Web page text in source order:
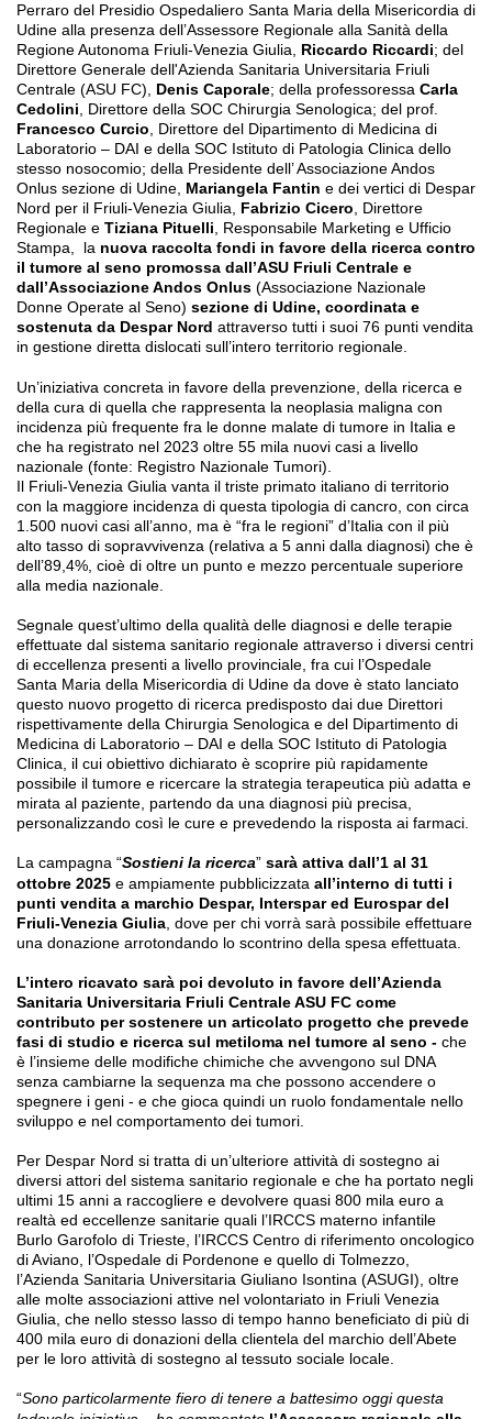
Perraro del Presidio Ospedaliero Santa Maria della Misericordia di
Udine alla presenza dell’Assessore Regionale alla Sanità della
Regione Autonoma Friuli-Venezia Giulia, Riccardo Riccardi; del
Direttore Generale dell'Azienda Sanitaria Universitaria Friuli
Centrale (ASU FC), Denis Caporale; della professoressa Carla
Cedolini, Direttore della SOC Chirurgia Senologica; del prof.
Francesco Curcio, Direttore del Dipartimento di Medicina di
Laboratorio – DAI e della SOC Istituto di Patologia Clinica dello
stesso nosocomio; della Presidente dell’ Associazione Andos
Onlus sezione di Udine, Mariangela Fantin e dei vertici di Despar
Nord per il Friuli-Venezia Giulia, Fabrizio Cicero, Direttore
Regionale e Tiziana Pituelli, Responsabile Marketing e Ufficio
Stampa,
la nuova raccolta fondi in favore della ricerca contro
il tumore al seno promossa dall’ASU Friuli Centrale e
dall’Associazione Andos Onlus (Associazione Nazionale
Donne Operate al Seno) sezione di Udine, coordinata e
sostenuta da Despar Nord attraverso tutti i suoi 76 punti vendita
in gestione diretta dislocati sull’intero territorio regionale.
Un’iniziativa concreta in favore della prevenzione, della ricerca e
della cura di quella che rappresenta la neoplasia maligna con
incidenza più frequente fra le donne malate di tumore in Italia e
che ha registrato nel 2023 oltre 55 mila nuovi casi a livello
nazionale (fonte: Registro Nazionale Tumori).
Il Friuli-Venezia Giulia vanta il triste primato italiano di territorio
con la maggiore incidenza di questa tipologia di cancro, con circa
1.500 nuovi casi all’anno, ma è “fra le regioni” d’Italia con il più
alto tasso di sopravvivenza (relativa a 5 anni dalla diagnosi) che è
dell’89,4%, cioè di oltre un punto e mezzo percentuale superiore
alla media nazionale.
Segnale quest’ultimo della qualità delle diagnosi e delle terapie
effettuate dal sistema sanitario regionale attraverso i diversi centri
di eccellenza presenti a livello provinciale, fra cui l’Ospedale
Santa Maria della Misericordia di Udine da dove è stato lanciato
questo nuovo progetto di ricerca predisposto dai due Direttori
rispettivamente della Chirurgia Senologica e del Dipartimento di
Medicina di Laboratorio – DAI e della SOC Istituto di Patologia
Clinica, il cui obiettivo dichiarato è scoprire più rapidamente
possibile il tumore e ricercare la strategia terapeutica più adatta e
mirata al paziente, partendo da una diagnosi più precisa,
personalizzando così le cure e prevedendo la risposta ai farmaci.
La campagna “Sostieni la ricerca” sarà attiva dall’1 al 31
ottobre 2025 e ampiamente pubblicizzata all’interno di tutti i
punti vendita a marchio Despar, Interspar ed Eurospar del
Friuli-Venezia Giulia, dove per chi vorrà sarà possibile effettuare
una donazione arrotondando lo scontrino della spesa effettuata.
L’intero ricavato sarà poi devoluto in favore dell’Azienda
Sanitaria Universitaria Friuli Centrale ASU FC come
contributo per sostenere un articolato progetto che prevede
fasi di studio e ricerca sul metiloma nel tumore al seno - che
è l’insieme delle modifiche chimiche che avvengono sul DNA
senza cambiarne la sequenza ma che possono accendere o
spegnere i geni - e che gioca quindi un ruolo fondamentale nello
sviluppo e nel comportamento dei tumori.
Per Despar Nord si tratta di un’ulteriore attività di sostegno ai
diversi attori del sistema sanitario regionale e che ha portato negli
ultimi 15 anni a raccogliere e devolvere quasi 800 mila euro a
realtà ed eccellenze sanitarie quali l’IRCCS materno infantile
Burlo Garofolo di Trieste, l’IRCCS Centro di riferimento oncologico
di Aviano, l’Ospedale di Pordenone e quello di Tolmezzo,
l’Azienda Sanitaria Universitaria Giuliano Isontina (ASUGI), oltre
alle molte associazioni attive nel volontariato in Friuli Venezia
Giulia, che nello stesso lasso di tempo hanno beneficiato di più di
400 mila euro di donazioni della clientela del marchio dell’Abete
per le loro attività di sostegno al tessuto sociale locale.
“Sono particolarmente fiero di tenere a battesimo oggi questa